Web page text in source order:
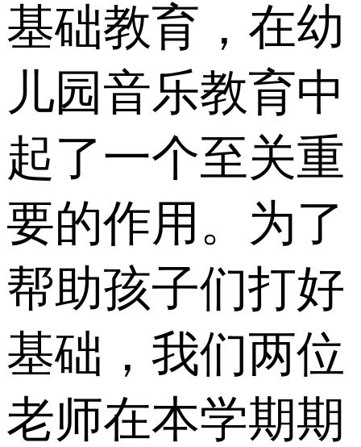
基础教育，在幼
儿园音乐教育中
起了一个至关重
要的作用。为了
帮助孩子们打好
基础，我们两位
老师在本学期期